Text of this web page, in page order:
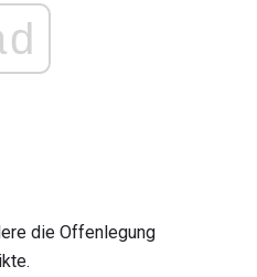
die Offenlegung